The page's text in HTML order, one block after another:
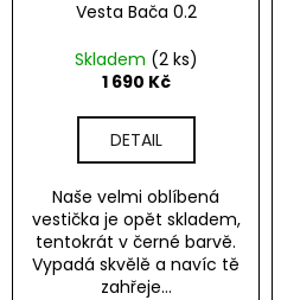
Vesta Bača 0.2
Skladem (2 ks)
1 690 Kč
DETAIL
Naše velmi oblíbená
vestička je opět skladem,
tentokrát v černé barvě.
Vypadá skvělě a navíc tě
zahřeje...